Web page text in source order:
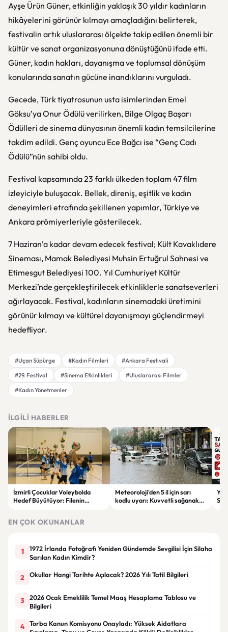
Ayşe Ürün Güner, etkinliğin yaklaşık 30 yıldır kadınların
hikâyelerini görünür kılmayı amaçladığını belirterek,
festivalin artık uluslararası ölçekte takip edilen önemli bir
kültür ve sanat organizasyonuna dönüştüğünü ifade etti.
Güner, kadın hakları, dayanışma ve toplumsal dönüşüm
konularında sanatın gücüne inandıklarını vurguladı.
Gecede, Türk tiyatrosunun usta isimlerinden Emel
Göksu’ya Onur Ödülü verilirken, Bilge Olgaç Başarı
Ödülleri de sinema dünyasının önemli kadın temsilcilerine
takdim edildi. Genç oyuncu Ece Bağcı ise “Genç Cadı
Ödülü”nün sahibi oldu.
Festival kapsamında 23 farklı ülkeden toplam 47 film
izleyiciyle buluşacak. Bellek, direniş, eşitlik ve kadın
deneyimleri etrafında şekillenen yapımlar, Türkiye ve
Ankara prömiyerleriyle gösterilecek.
7 Haziran’a kadar devam edecek festival; Kült Kavaklıdere
Sineması, Mamak Belediyesi Muhsin Ertuğrul Sahnesi ve
Etimesgut Belediyesi 100. Yıl Cumhuriyet Kültür
Merkezi’nde gerçekleştirilecek etkinliklerle sanatseverleri
ağırlayacak. Festival, kadınların sinemadaki üretimini
görünür kılmayı ve kültürel dayanışmayı güçlendirmeyi
hedefliyor.
#Uçan Süpürge #Kadın Filmleri
#Ankara Festivali
#29. Festival
#Sinema Etkinlikleri
#Uluslararası Filmler
#Kadın Yönetmenler
İLGILI HABERLER
İzmirli Çocuklar Voleybolda
Hedef Büyütüyor: Filenin
Meteoroloji'den 5 il için sarı
kodlu uyarı: Kuvvetli sağanak
EN ÇOK OKUNANLAR
1
1972 İrlanda Fotoğrafı Yeniden Gündemde Sevgilisi İçin Silaha
Sarılan Kadın Kimdir?
2 Okullar Hangi Tarihte Açılacak? 2026 Yılı Tatil Bilgileri
3
2026 Ocak Emeklilik Temel Maaş Hesaplama Tablosu ve
Bilgileri
4
Torba Kanun Komisyonu Onayladı: Yüksek Aidatlara